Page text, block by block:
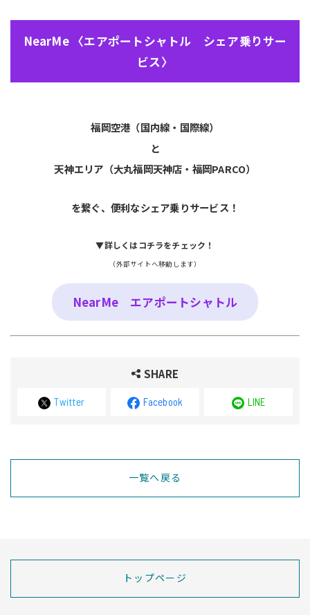
NearMe 〈エアポートシャトル シェア乗りサー
ビス〉
福岡空港（国内線・国際線）
と
天神エリア（大丸福岡天神店・福岡PARCO）
を繋ぐ、便利なシェア乗りサービス！
▼詳しくはコチラをチェック！
（外部サイトへ移動します）
NearMe エアポートシャトル
SHARE
Twitter Facebook LINE
一覧へ戻る
トップページ